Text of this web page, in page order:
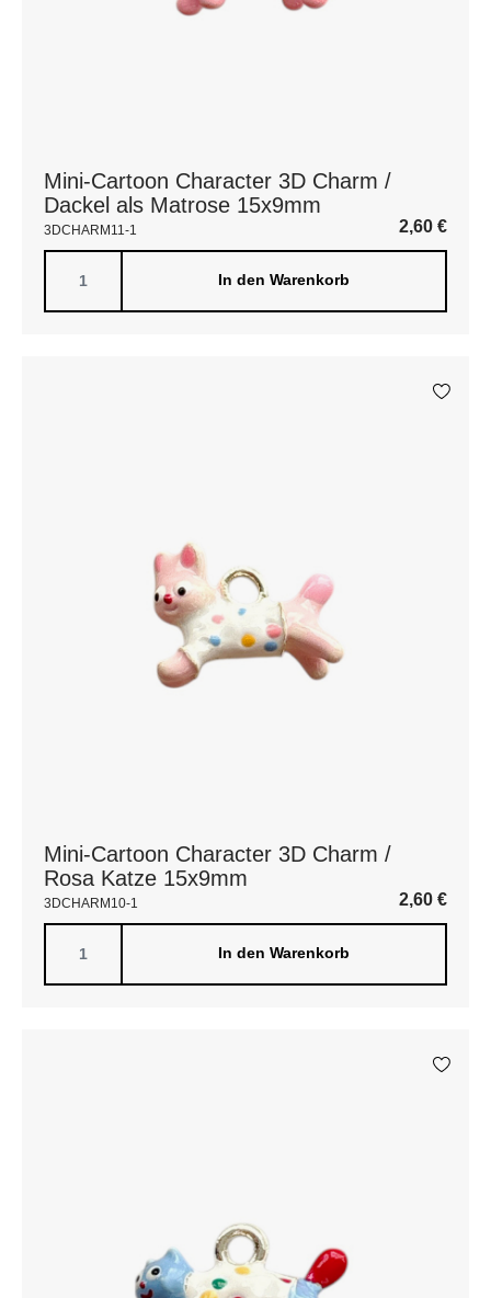
Mini-Cartoon Character 3D Charm /
Dackel als Matrose 15x9mm
3DCHARM11-1 2,60 €
In den Warenkorb
Mini-Cartoon Character 3D Charm /
Rosa Katze 15x9mm
3DCHARM10-1 2,60 €
In den Warenkorb